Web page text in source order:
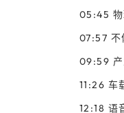
05:45 物
07:57 不
09:59 产
11:26 车
12:18 语